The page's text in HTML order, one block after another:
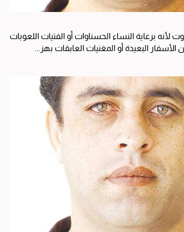
برعاية النساء الحسناوات أو الفتيات اللعوبات
البعيدة أو المغنيات العابقات بهز...